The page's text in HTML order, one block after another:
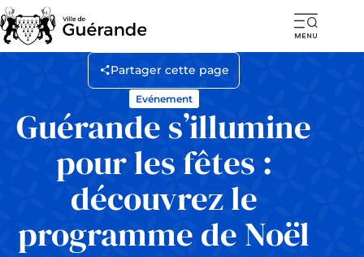
Guérande s’illumine
pour les fêtes :
découvrez le
programme de Noël
Evénement
Partager cette page